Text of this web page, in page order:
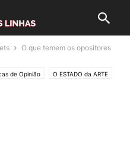
O que temem os opositores
de Opinião O ESTADO da ARTE